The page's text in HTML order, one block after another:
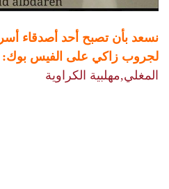
نسعد بأن تصبح أحد أصدقاء
لجروب زاكي على الفيس بوك:
المغلي,مهلبية الكراوية